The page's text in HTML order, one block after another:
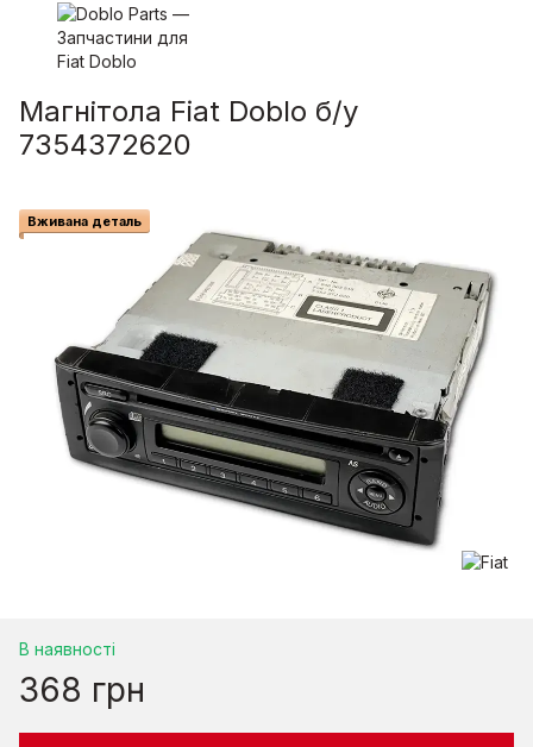
Магнітола Fiat Doblo б/у
7354372620
Вживана деталь
В наявності
368 грн